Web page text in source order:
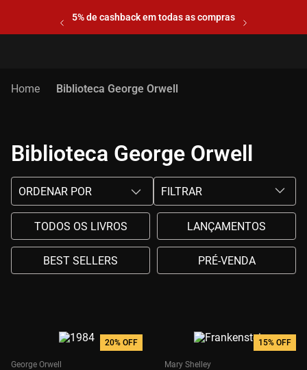
5% de cashback em todas as compras
Biblioteca George Orwell
Biblioteca George Orwell
ORDENAR POR FILTRAR
TODOS OS LIVROS LANÇAMENTOS
BEST SELLERS PRÉ-VENDA
George Orwell
20% OFF
Mary Shelley
15% OFF